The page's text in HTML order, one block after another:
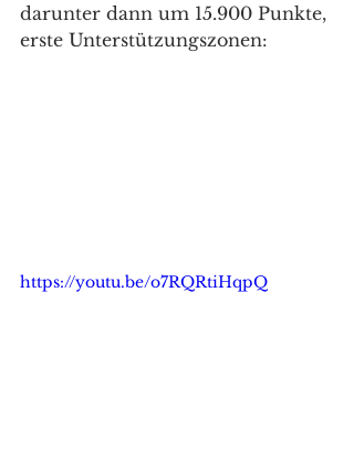
darunter dann um 15.900 Punkte,
erste Unterstützungszonen:
https://youtu.be/o7RQRtiHqpQ